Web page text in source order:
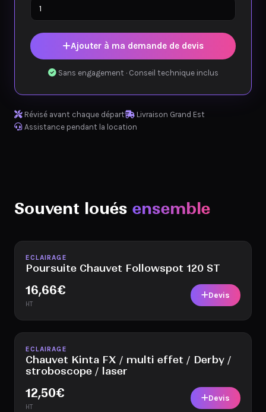
Ajouter à ma demande de devis
Sans engagement · Conseil technique inclus
Révisé avant chaque départ
Livraison Grand Est
Assistance pendant la location
Souvent loués ensemble
Disponible
ECLAIRAGE
Poursuite Chauvet Followspot 120 ST
16,66€
HT
Devis
Disponible
ECLAIRAGE
Chauvet Kinta FX / multi effet / Derby /
stroboscope / laser
12,50€
HT
Devis